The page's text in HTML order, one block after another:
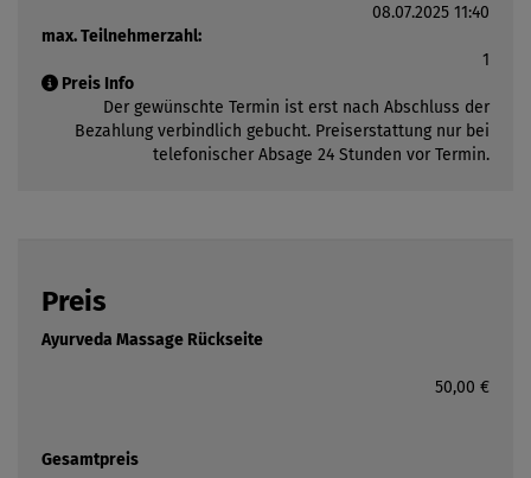
08.07.2025 11:40
max. Teilnehmerzahl:
1
Preis Info
Der gewünschte Termin ist erst nach Abschluss der
Bezahlung verbindlich gebucht. Preiserstattung nur bei
telefonischer Absage 24 Stunden vor Termin.
Preis
Ayurveda Massage Rückseite
50,00 €
Gesamtpreis